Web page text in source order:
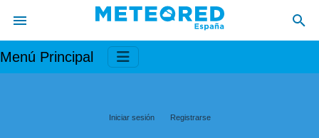
Menú Principal
Iniciar sesión Registrarse